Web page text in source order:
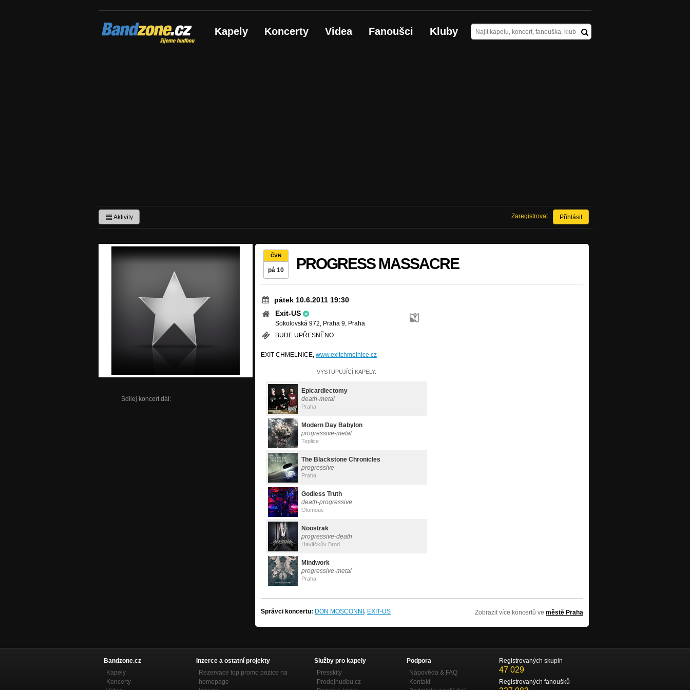
Bandzone.cz
žijeme hudbou Kapely Koncerty Videa Fanoušci Kluby
Aktivity Přihlásit
Zaregistrovat
Sdílej koncert dál:
ČVN
pá 10 PROGRESS MASSACRE
pátek 10.6.2011 19:30
Exit-US
Sokolovská 972, Praha 9, Praha
BUDE UPŘESNĚNO
EXIT CHMELNICE, www.exitchmelnice.cz
VYSTUPUJÍCÍ KAPELY:
Epicardiectomy
death-metal
Praha
Modern Day Babylon
progressive-metal
Teplice
The Blackstone Chronicles
progressive
Praha
Godless Truth
death-progressive
Olomouc
Noostrak
progressive-death
Havlíčkův Brod
Mindwork
progressive-metal
Praha
Správci koncertu: DON MOSCONNI, EXIT-US Zobrazit více koncertů ve městě Praha
Bandzone.cz
Kapely
Koncerty
Inzerce a ostatní projekty
Rezervace top promo pozice na
homepage
Služby pro kapely
Presskity
Prodejhudbu.cz
Podpora
Nápověda & FAQ
Kontakt
Registrovaných skupin
47 029
Registrovaných fanoušků